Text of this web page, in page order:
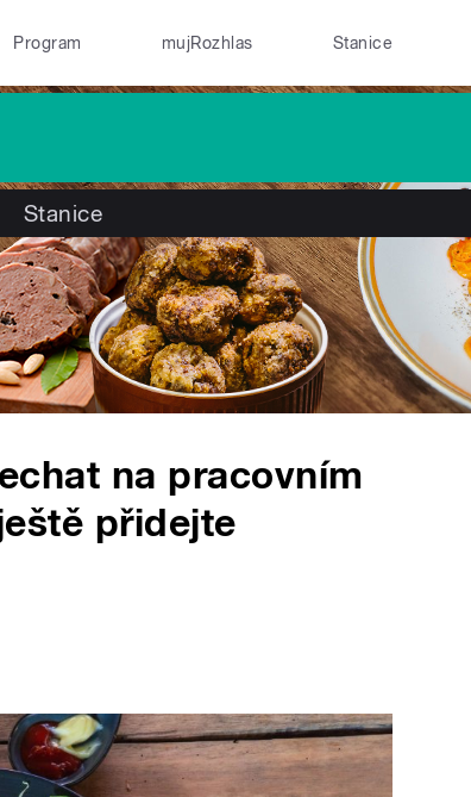
Program mujRozhlas Stanice
Stanice
na pracovním
přidejte